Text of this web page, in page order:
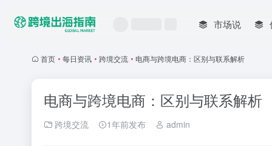
市场说
首页 • 每日资讯 • 跨境交流 • 电商与跨境电商：区别与联系解析
电商与跨境电商：区别与联系解析
跨境交流 1年前发布 admin